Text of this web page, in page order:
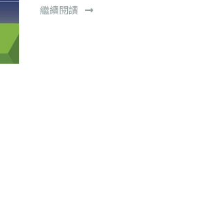
繼續閱讀